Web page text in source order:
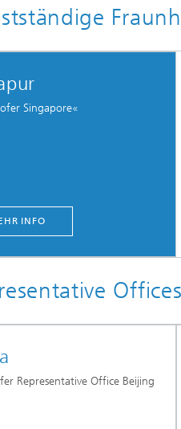
Singapore«
INFO
Offices
Representative Office Beijing